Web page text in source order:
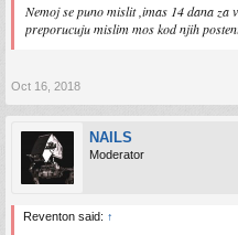
Nemoj se puno mislit ,imas 14 dana
preporucuju mislim mos kod njih
Oct 16, 2018
NAILS
Moderator
Reventon said: ↑